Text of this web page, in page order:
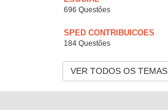
696 Questões
SPED CONTRIBUICOES
184 Questões
VER TODOS OS TEMAS